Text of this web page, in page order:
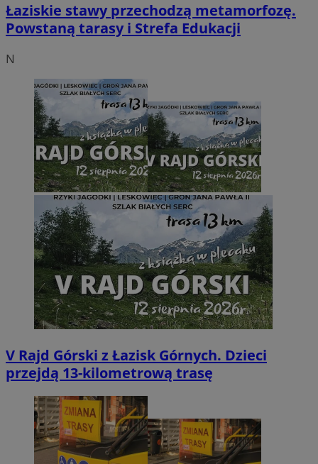
Łaziskie stawy przechodzą metamorfozę.
Powstaną tarasy i Strefa Edukacji
N
V Rajd Górski z Łazisk Górnych. Dzieci
przejdą 13-kilometrową trasę